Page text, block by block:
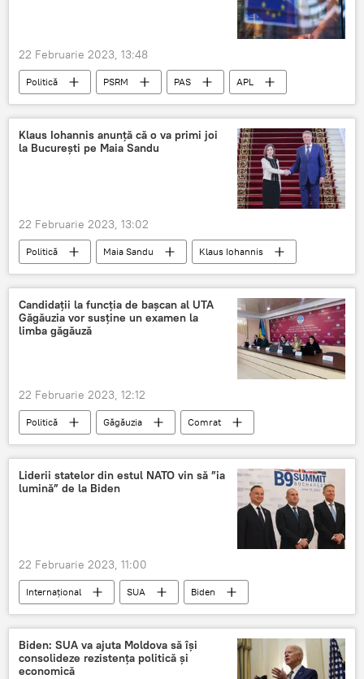
22 Februarie 2023, 13:48
Politică PSRM PAS APL
Klaus Iohannis anunță că o va primi joi
la București pe Maia Sandu
22 Februarie 2023, 13:02
Politică Maia Sandu
Klaus Iohannis
România
Moldova
Candidații la funcţia de başcan al UTA
Găgăuzia vor susţine un examen la
limba găgăuză
22 Februarie 2023, 12:12
Politică Găgăuzia
Comrat
examen
Liderii statelor din estul NATO vin să ”ia
lumină” de la Biden
22 Februarie 2023, 11:00
Internațional SUA
Biden
NATO
Biden: SUA va ajuta Moldova să își
consolideze rezistența politică și
economică